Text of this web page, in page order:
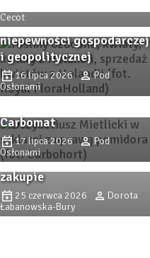
Cecot
swoją pozycję pomimo
niepewności gospodarczej
i geopolitycznej
16 lipca 2026
Pod
Osłonami
Procedury
przygotowawcze i analiza
Carbomat
17 lipca 2026
Pod
Osłonami
Sadzonki truskawek. Na co
zwrócić uwagę przy
zakupie
25 czerwca 2026
Dorota
Łabanowska-Bury